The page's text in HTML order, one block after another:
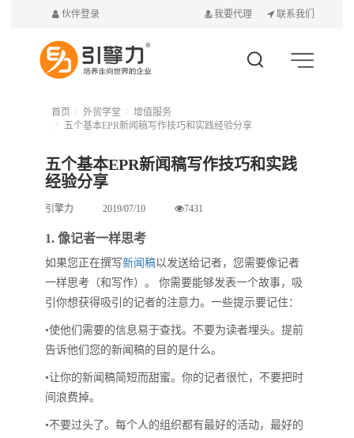
伙伴登录 我要代理 联系我们
首页 外贸学堂
增值服务
五个基本EPR新闻稿写作技巧和实践经验分享
五个基本EPR新闻稿写作技巧和实践
经验分享
引擎力 2019/07/10 7431
1. 像记者一样思考
如果您正在撰写新闻稿以发送给记者，您需要像记者
一样思考（和写作）。 你需要能够发表一个故事，吸
引你想获得吸引的记者的注意力。一些提示要记住：
•使他们需要的信息易于查找。不要为读者埋头。提前
告诉他们您的新闻稿的目的是什么。
•让你的新闻稿简短而甜蜜。你的记者很忙，不要把时
间浪费掉。
•不要过头了。每个人的组织都有最好的活动，最好的